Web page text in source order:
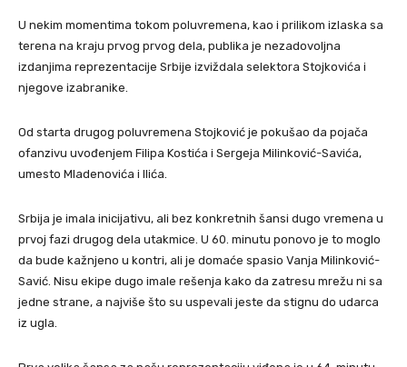
U nekim momentima tokom poluvremena, kao i prilikom izlaska sa
terena na kraju prvog prvog dela, publika je nezadovoljna
izdanjima reprezentacije Srbije izviždala selektora Stojkovića i
njegove izabranike.
Od starta drugog poluvremena Stojković je pokušao da pojača
ofanzivu uvođenjem Filipa Kostića i Sergeja Milinković-Savića,
umesto Mladenovića i Ilića.
Srbija je imala inicijativu, ali bez konkretnih šansi dugo vremena u
prvoj fazi drugog dela utakmice. U 60. minutu ponovo je to moglo
da bude kažnjeno u kontri, ali je domaće spasio Vanja Milinković-
Savić. Nisu ekipe dugo imale rešenja kako da zatresu mrežu ni sa
jedne strane, a najviše što su uspevali jeste da stignu do udarca
iz ugla.